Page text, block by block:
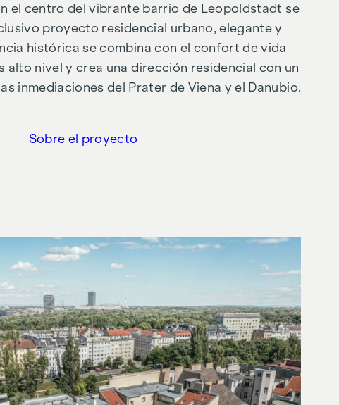
el centro del vibrante barrio de Leopoldstadt se
proyecto residencial urbano, elegante y
histórica se combina con el confort de vida
alto nivel y crea una dirección residencial con un
inmediaciones del Prater de Viena y el Danubio.
Sobre el proyecto